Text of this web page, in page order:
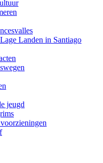
Landen in Santiago
jeugd